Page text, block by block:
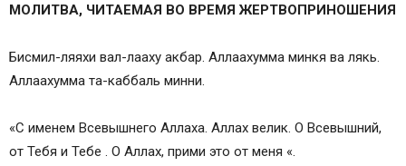
МОЛИТВА, ЧИТАЕМАЯ ВО ВРЕМЯ ЖЕРТВОПРИНОШЕНИЯ
Бисмил-ляяхи вал-лааху акбар. Аллаахумма минкя ва лякь.
Аллаахумма та-каббаль минни.
«С именем Всевышнего Аллаха. Аллах велик. О Всевышний,
от Тебя и Тебе . О Аллах, прими это от меня «.